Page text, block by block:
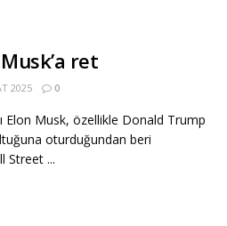
ret
2025 0
Elon Musk, özellikle Donald Trump
oturduğundan beri
Street ...